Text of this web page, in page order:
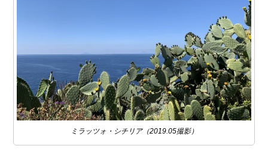
ミラッツォ・シチリア（2019.05撮影）